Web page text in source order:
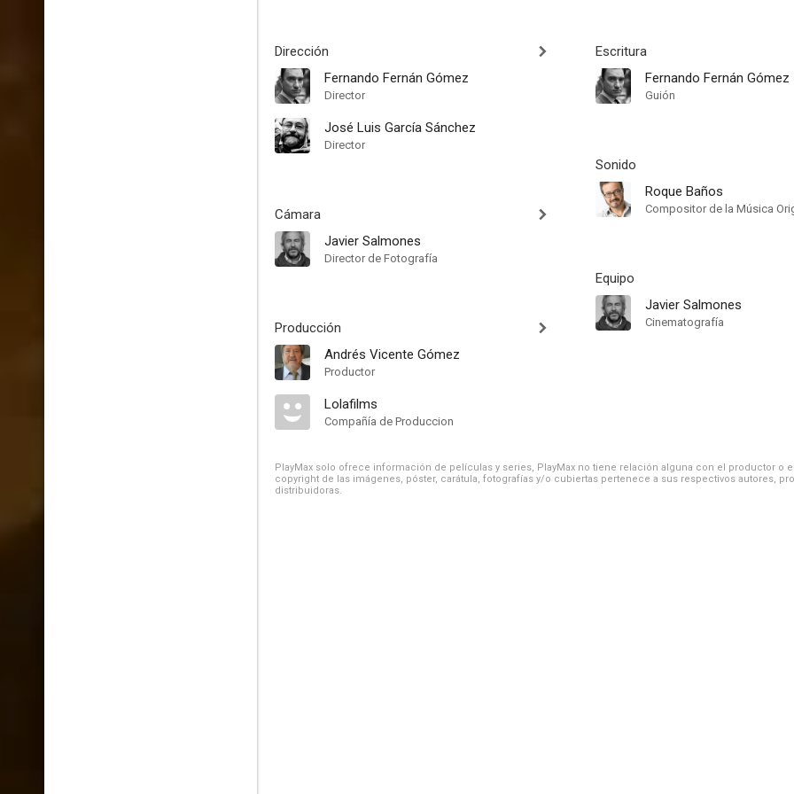
Dirección
Fernando Fernán Gómez
Director
José Luis García Sánchez
Director
Cámara
Javier Salmones
Director de Fotografía
Producción
Andrés Vicente Gómez
Productor
Lolafilms
Compañía de Produccion
Escritura
Fernando Fernán Gómez
Guión
Sonido
Roque Baños
Compositor de la Música
Equipo
Javier Salmones
Cinematografía
PlayMax solo ofrece información de películas y series, PlayMax no tiene relación alguna con el productor o
copyright de las imágenes, póster, carátula, fotografías y/o cubiertas pertenece a sus respectivos autores,
distribuidoras.